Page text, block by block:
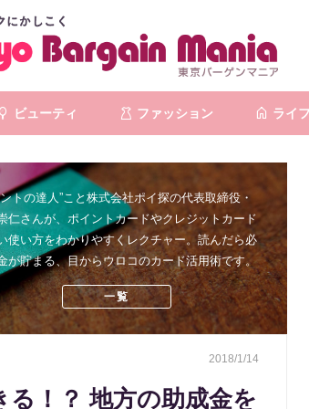
ビューティ ファッション ライフ
トの達人”こと株式会社ポイ探の代表取締役・
仁さんが、ポイントカードやクレジットカード
使い方をわかりやすくレクチャー。読んだら必
が貯まる、目からウロコのカード活用術です。
一覧
2018/1/14
る！？ 地方の助成金を